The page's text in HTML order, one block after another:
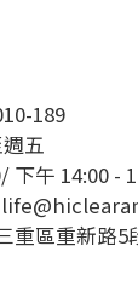
189
五
下午 14:00 -
重區重新路5